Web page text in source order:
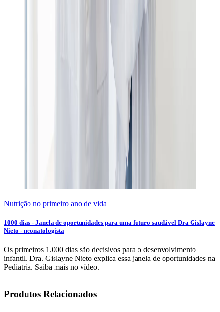
Nutrição no primeiro ano de vida
1000 dias - Janela de oportunidades para uma futuro saudável Dra Gislayne
Nieto - neonatologista
Os primeiros 1.000 dias são decisivos para o desenvolvimento
infantil. Dra. Gislayne Nieto explica essa janela de oportunidades na
Pediatria. Saiba mais no vídeo.
Produtos Relacionados